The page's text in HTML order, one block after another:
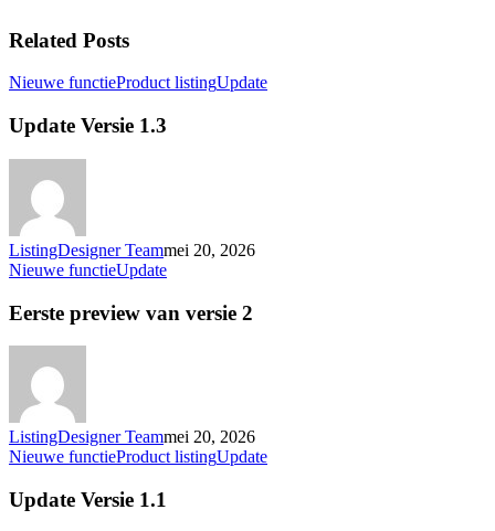
Related Posts
Nieuwe functieProduct listingUpdateUpdate
Update Versie 1.3
ListingDesigner Teammei 20, 2026
Nieuwe functieUpdateEerste
van
Eerste preview van versie 2
ListingDesigner Teammei 20, 2026
Nieuwe functieProduct listingUpdateUpdate
Update Versie 1.1